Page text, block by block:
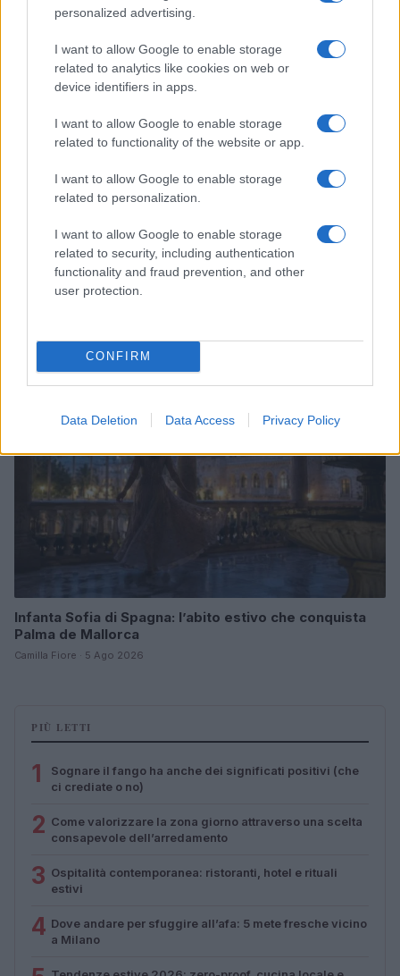
personalized advertising.
I want to allow Google to enable storage
related to analytics like cookies on web or
device identifiers in apps.
I want to allow Google to enable storage
related to functionality of the website or app.
I want to allow Google to enable storage
related to personalization.
I want to allow Google to enable storage
related to security, including authentication
functionality and fraud prevention, and other
user protection.
CONFIRM
Data Deletion Data Access Privacy Policy
Scopri Vulcano, l’isola delle Eolie con spiagge nere e
Infanta Sofia di Spagna: l’abito estivo che conquista
Palma de Mallorca
Camilla Fiore · 5 Ago 2026
PIÙ LETTI
1
Sognare il fango ha anche dei significati positivi (che
ci crediate o no)
2 Come valorizzare la zona giorno attraverso una scelta
consapevole dell’arredamento
3 Ospitalità contemporanea: ristoranti, hotel e rituali
estivi
4 Dove andare per sfuggire all’afa: 5 mete fresche vicino
a Milano